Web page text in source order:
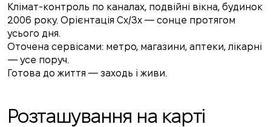
Клімат-контроль по каналах, подвійні вікна, будинок
2006 року. Орієнтація Сх/Зх — сонце протягом
усього дня.
Оточена сервісами: метро, магазини, аптеки, лікарні
— усе поруч.
Готова до життя — заходь і живи.
Розташування на карті